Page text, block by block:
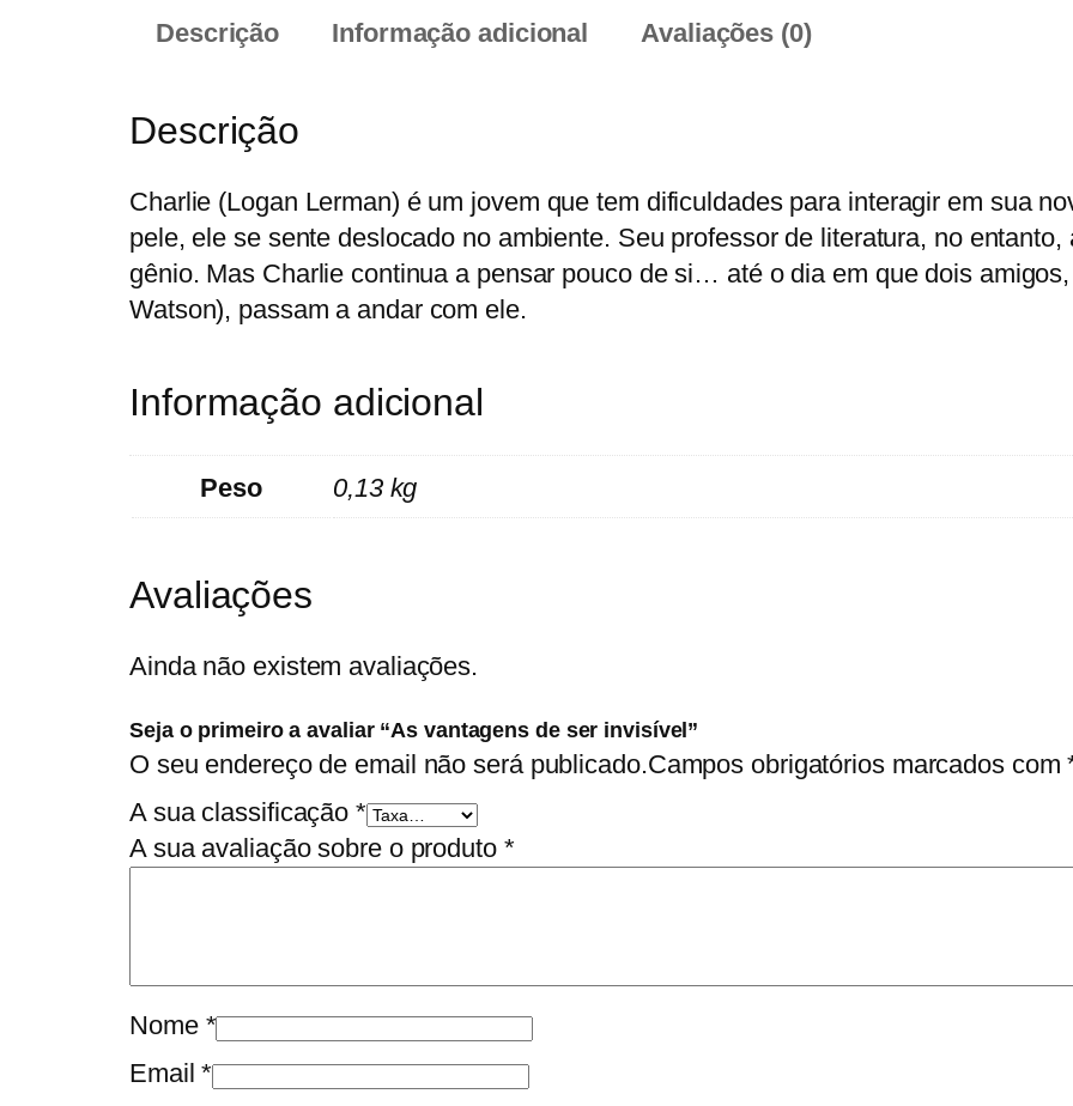
a
e
A
s
e
r
v
í
Descrição
Informação adicional Avaliações (0)
Descrição
Charlie (Logan Lerman) é um jovem que tem dificuldades para interagir em sua
pele, ele se sente deslocado no ambiente. Seu professor de literatura, no
gênio. Mas Charlie continua a pensar pouco de si… até o dia em que dois
Watson), passam a andar com ele.
Informação adicional
Peso 0,13 kg
Avaliações
Ainda não existem avaliações.
Seja o primeiro a avaliar “As vantagens de ser invisível”
O seu endereço de email não será publicado.Campos obrigatórios marcados com
A sua classificação *
A sua avaliação sobre o produto *
Nome *
Email*